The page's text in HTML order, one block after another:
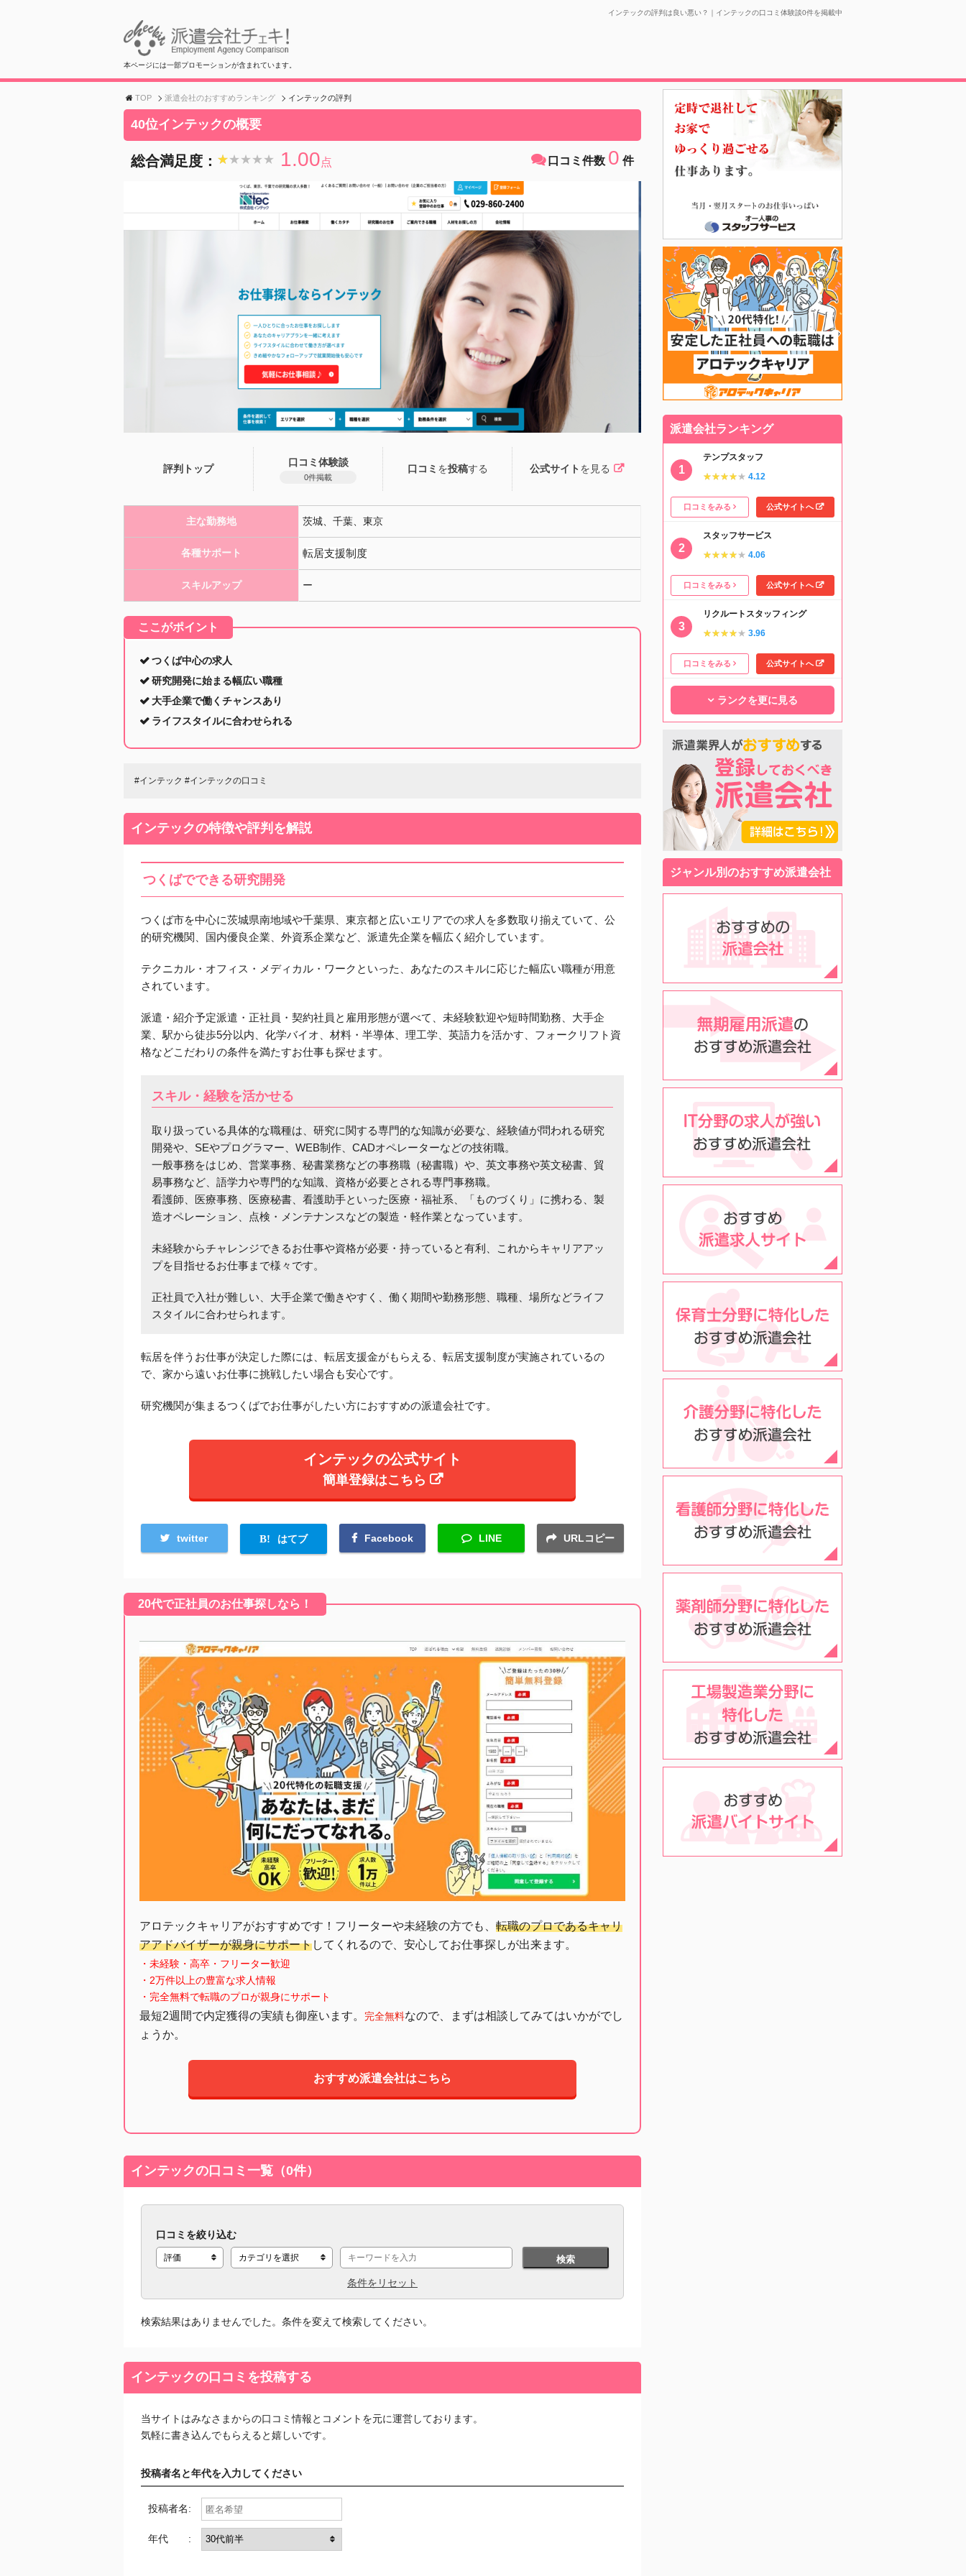
インテックの評判は良い悪い？｜インテックの口コミ体験談0件を掲載中
本ページには一部プロモーションが含まれています。
TOP 派遣会社のおすすめランキング インテックの評判
40位インテックの概要
総合満足度： ★★★★★
★★★★★ 1.00点 口コミ件数 0 件
評判トップ
口コミ体験談
0件掲載
口コミ を投稿する 公式サイト を見る
主な勤務地 茨城、千葉、東京
各種サポート 転居支援制度
スキルアップ ー
ここがポイント
つくば中心の求人
研究開発に始まる幅広い職種
大手企業で働くチャンスあり
ライフスタイルに合わせられる
#インテック #インテックの口コミ
インテックの特徴や評判を解説
つくばでできる研究開発
つくば市を中心に茨城県南地域や千葉県、東京都と広いエリアでの求人を多数取り揃えていて、公
的研究機関、国内優良企業、外資系企業など、派遣先企業を幅広く紹介しています。
テクニカル・オフィス・メディカル・ワークといった、あなたのスキルに応じた幅広い職種が用意
されています。
派遣・紹介予定派遣・正社員・契約社員と雇用形態が選べて、未経験歓迎や短時間勤務、大手企
業、駅から徒歩5分以内、化学バイオ、材料・半導体、理工学、英語力を活かす、フォークリフト資
格などこだわりの条件を満たすお仕事も探せます。
スキル・経験を活かせる
取り扱っている具体的な職種は、研究に関する専門的な知識が必要な、経験値が問われる研究
開発や、SEやプログラマー、WEB制作、CADオペレーターなどの技術職。
一般事務をはじめ、営業事務、秘書業務などの事務職（秘書職）や、英文事務や英文秘書、貿
易事務など、語学力や専門的な知識、資格が必要とされる専門事務職。
看護師、医療事務、医療秘書、看護助手といった医療・福祉系、「ものづくり」に携わる、製
造オペレーション、点検・メンテナンスなどの製造・軽作業となっています。
未経験からチャレンジできるお仕事や資格が必要・持っていると有利、これからキャリアアッ
プを目指せるお仕事まで様々です。
正社員で入社が難しい、大手企業で働きやすく、働く期間や勤務形態、職種、場所などライフ
スタイルに合わせられます。
転居を伴うお仕事が決定した際には、転居支援金がもらえる、転居支援制度が実施されているの
で、家から遠いお仕事に挑戦したい場合も安心です。
研究機関が集まるつくばでお仕事がしたい方におすすめの派遣会社です。
インテックの公式サイト
簡単登録はこちら
twitter はてブ Facebook LINE URLコピー
20代で正社員のお仕事探しなら！
アロテックキャリアがおすすめです！フリーターや未経験の方でも、 転職のプロであるキャリ
アアドバイザーが親身にサポートしてくれるので、安心してお仕事探しが出来ます。
・未経験・高卒・フリーター歓迎
・2万件以上の豊富な求人情報
・完全無料で転職のプロが親身にサポート
最短2週間で内定獲得の実績も御座います。 完全無料なので、まずは相談してみてはいかがでし
ょうか。
おすすめ派遣会社はこちら
インテックの口コミ一覧（0件）
口コミを絞り込む
検索
条件をリセット
検索結果はありませんでした。条件を変えて検索してください。
インテックの口コミを投稿する
当サイトはみなさまからの口コミ情報とコメントを元に運営しております。
気軽に書き込んでもらえると嬉しいです。
投稿者名と年代を入力してください
投稿者名:
年代 :
派遣会社ランキング
テンプスタッフ
★★★★★
★★★★★ 4.12
口コミをみる 公式サイトへ
スタッフサービス
★★★★★
★★★★★ 4.06
口コミをみる 公式サイトへ
リクルートスタッフィング
★★★★★
★★★★★ 3.96
口コミをみる 公式サイトへ
ランクを更に見る
ジャンル別のおすすめ派遣会社